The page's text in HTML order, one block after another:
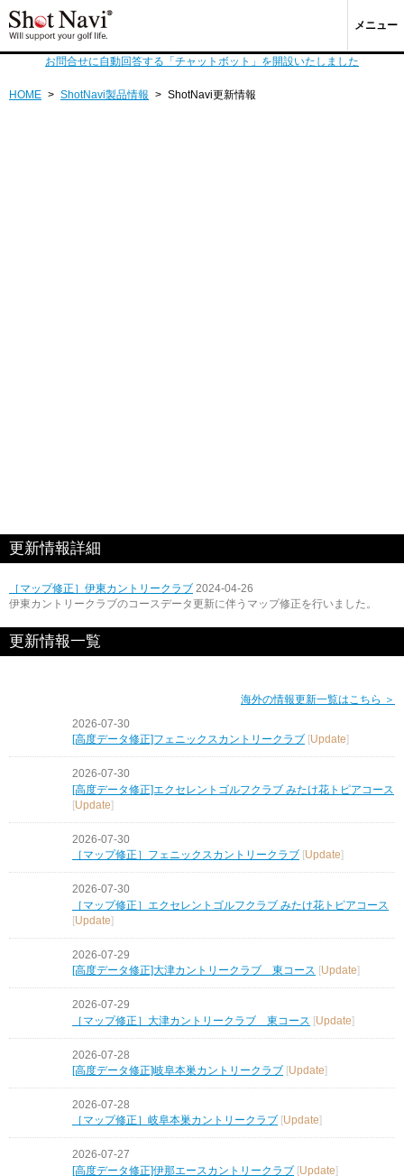
メニュー
お問合せに自動回答する「チャットボット」を開設いたしました
HOME > ShotNavi製品情報 > ShotNavi更新情報
更新情報詳細
［マップ修正］伊東カントリークラブ 2024-04-26
伊東カントリークラブのコースデータ更新に伴うマップ修正を行いました。
更新情報一覧
海外の情報更新一覧はこちら ＞
2026-07-30
[高度データ修正]フェニックスカントリークラブ
Update
2026-07-30
[高度データ修正]エクセレントゴルフクラブ みたけ花トピアコース
[Update]
2026-07-30
［マップ修正］フェニックスカントリークラブ [Update]
2026-07-30
［マップ修正］エクセレントゴルフクラブ みたけ花トピアコース
[Update]
2026-07-29
[高度データ修正]大津カントリークラブ 東コース [Update]
2026-07-29
［マップ修正］大津カントリークラブ 東コース [Update]
2026-07-28
[高度データ修正]岐阜本巣カントリークラブ [Update]
2026-07-28
［マップ修正］岐阜本巣カントリークラブ
Update
2026-07-27
[高度データ修正]伊那エースカントリークラブ [Update]